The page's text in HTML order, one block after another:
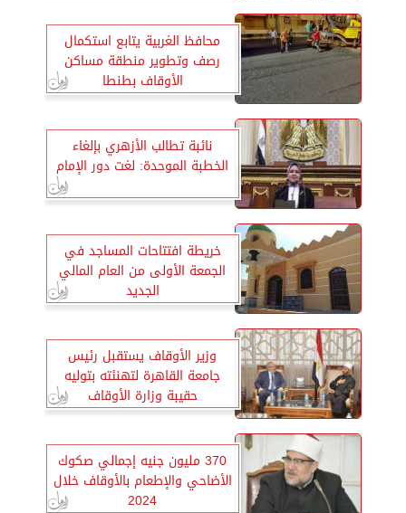
محافظ الغربية يتابع استكمال
رصف وتطوير منطقة مساكن
الأوقاف بطنطا
نائبة تطالب الأزهري بإلغاء
الخطبة الموحدة: لغت دور الإمام
خريطة افتتاحات المساجد في
الجمعة الأولى من العام المالي
الجديد
وزير الأوقاف يستقبل رئيس
جامعة القاهرة لتهنئته بتوليه
حقيبة وزارة الأوقاف
370 مليون جنيه إجمالي صكوك
الأضاحي والإطعام بالأوقاف خلال
2024